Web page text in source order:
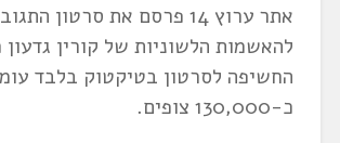
אתר ערוץ 14 פרסם את סרטון
להאשמות הלשוניות של קורין גדעון
החשיפה לסרטון בטיקטוק בלבד
כ-130,000 צופים.